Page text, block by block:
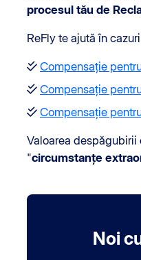
procesul tău de
ReFly te ajută în
Compensație
Compensație
Compensație
Valoarea
"circumstanțe
Noi